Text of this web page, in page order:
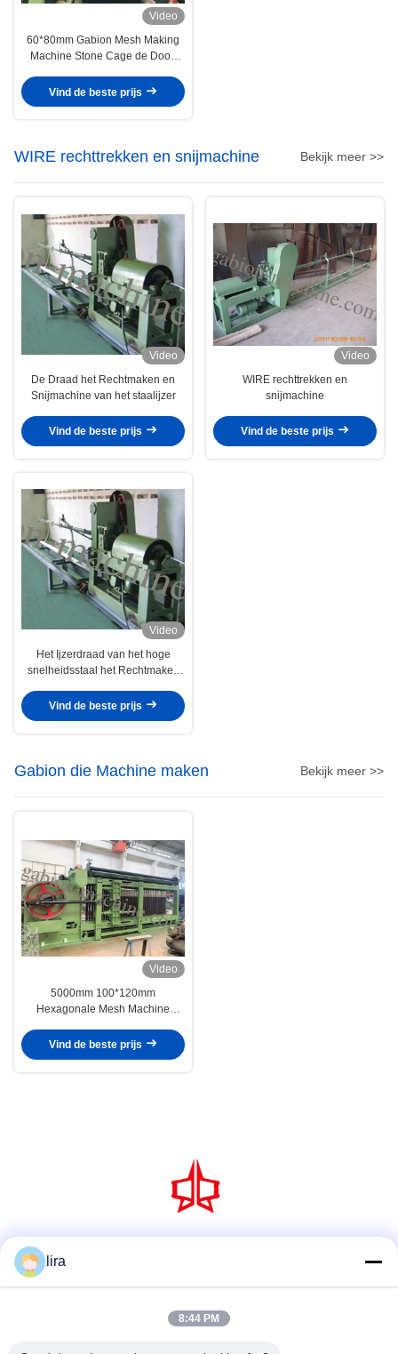
Video
60*80mm Gabion Mesh Making
Machine Stone Cage de Doos
Vind de beste prijs
WIRE rechttrekken en snijmachine Bekijk meer >>
Video
De Draad het Rechtmaken en
Snijmachine van het staalijzer
Vind de beste prijs
Video
WIRE rechttrekken en
snijmachine
Vind de beste prijs
Video
Het Ijzerdraad van het hoge
snelheidsstaal het Rechtmaken
Vind de beste prijs
Gabion die Machine maken Bekijk meer >>
Video
5000mm 100*120mm
Hexagonale Mesh Machine
Defensiemand
Vind de beste prijs
lira
8:44 PM